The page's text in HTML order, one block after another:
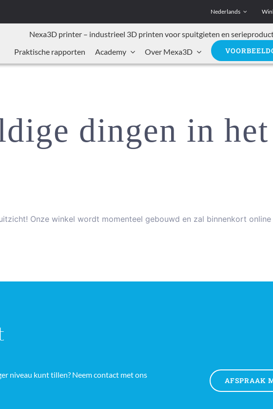
Nederlands
Nexa3D printer – industrieel 3D printen voor spuitgieten en
Praktische rapporten
Academy Over Mexa3D
dingen in het
Onze winkel wordt momenteel gebouwd en zal binnenkort online
niveau kunt tillen? Neem contact met ons
AFSPRAAK